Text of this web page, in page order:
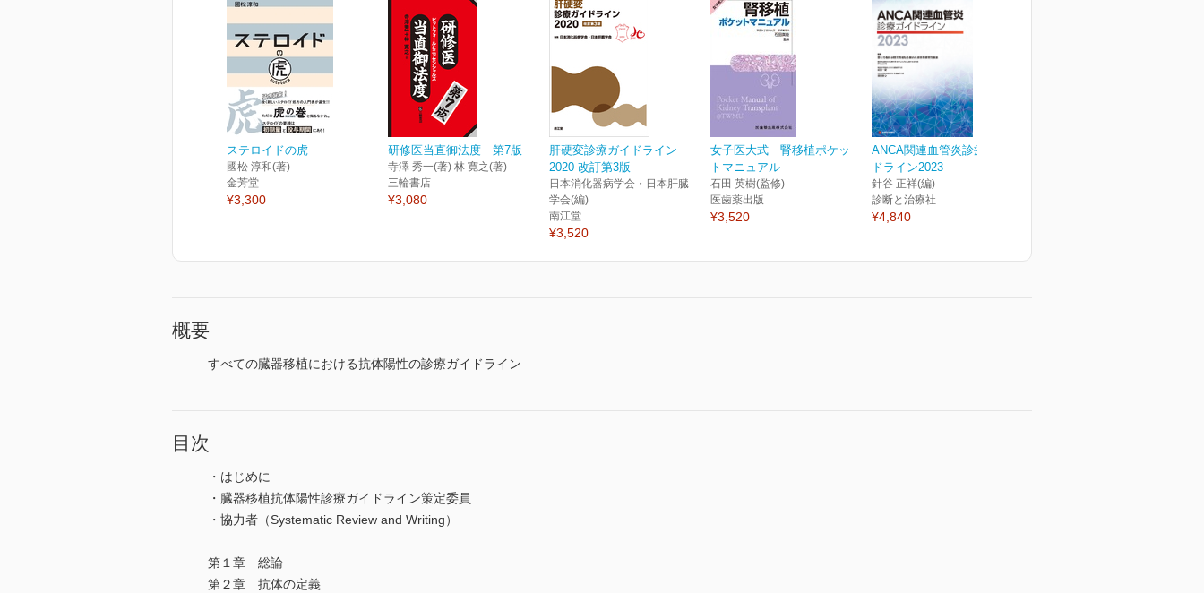
ステロイドの虎
國松 淳和(著)
金芳堂
¥3,300
研修医当直御法度 第7版
寺澤 秀一(著) 林 寛之(著)
三輪書店
¥3,080
肝硬変診療ガイドライン
2020 改訂第3版
日本消化器病学会・日本肝臓
学会(編)
南江堂
¥3,520
女子医大式 腎移植ポケッ
トマニュアル
石田 英樹(監修)
医歯薬出版
¥3,520
ANCA関連血管炎診療ガイ
ドライン2023
針谷 正祥(編)
診断と治療社
¥4,840
概要
すべての臓器移植における抗体陽性の診療ガイドライン
目次
・はじめに
・臓器移植抗体陽性診療ガイドライン策定委員
・協力者（Systematic Review and Writing）
第１章 総論
第２章 抗体の定義